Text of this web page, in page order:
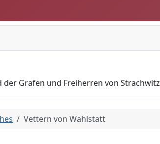
der Grafen und Freiherren von
Vettern von Wahlstatt